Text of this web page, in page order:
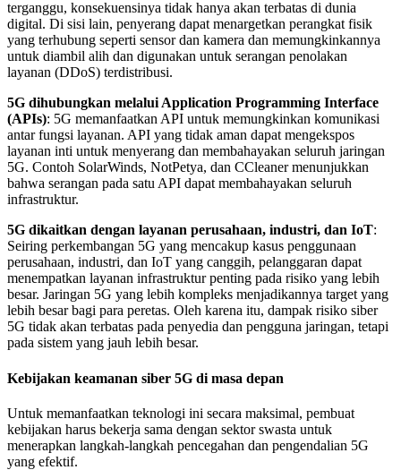
terganggu, konsekuensinya tidak hanya akan terbatas di dunia
digital. Di sisi lain, penyerang dapat menargetkan perangkat fisik
yang terhubung seperti sensor dan kamera dan memungkinkannya
untuk diambil alih dan digunakan untuk serangan penolakan
layanan (DDoS) terdistribusi.
5G dihubungkan melalui Application Programming Interface
(APIs): 5G memanfaatkan API untuk memungkinkan komunikasi
antar fungsi layanan. API yang tidak aman dapat mengekspos
layanan inti untuk menyerang dan membahayakan seluruh jaringan
5G. Contoh SolarWinds, NotPetya, dan CCleaner menunjukkan
bahwa serangan pada satu API dapat membahayakan seluruh
infrastruktur.
5G dikaitkan dengan layanan perusahaan, industri, dan IoT:
Seiring perkembangan 5G yang mencakup kasus penggunaan
perusahaan, industri, dan IoT yang canggih, pelanggaran dapat
menempatkan layanan infrastruktur penting pada risiko yang lebih
besar. Jaringan 5G yang lebih kompleks menjadikannya target yang
lebih besar bagi para peretas. Oleh karena itu, dampak risiko siber
5G tidak akan terbatas pada penyedia dan pengguna jaringan, tetapi
pada sistem yang jauh lebih besar.
Kebijakan keamanan siber 5G di masa depan
Untuk memanfaatkan teknologi ini secara maksimal, pembuat
kebijakan harus bekerja sama dengan sektor swasta untuk
menerapkan langkah-langkah pencegahan dan pengendalian 5G
yang efektif.